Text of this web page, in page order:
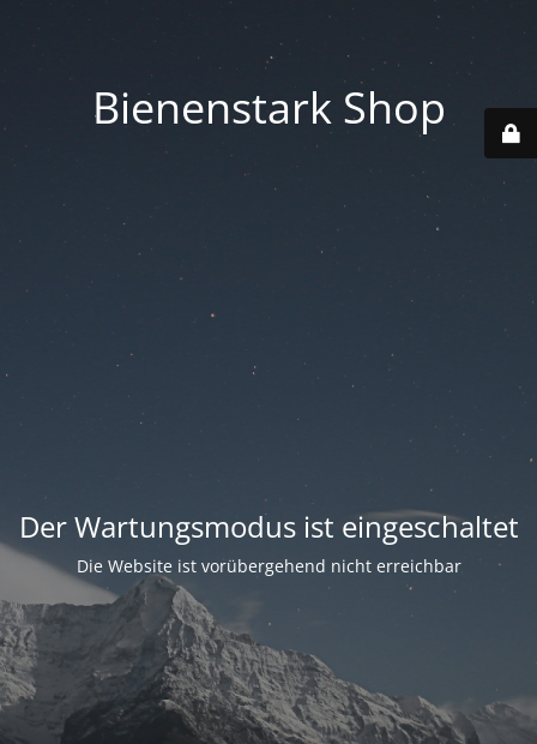
Bienenstark Shop
Der Wartungsmodus ist eingeschaltet
Die Website ist vorübergehend nicht erreichbar